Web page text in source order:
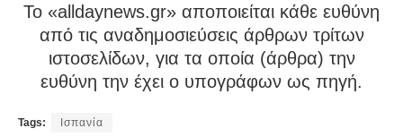
To «alldaynews.gr» αποποιείται κάθε ευθύνη
από τις αναδημοσιεύσεις άρθρων τρίτων
ιστοσελίδων, για τα οποία (άρθρα) την
ευθύνη την έχει ο υπογράφων ως πηγή.
Tags: Ισπανία